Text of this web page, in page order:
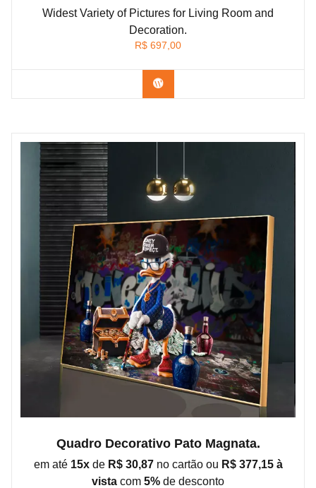
Widest Variety of Pictures for Living Room and
Decoration.
R$ 697,00
Confira os modelos
Quadro Decorativo Pato Magnata.
em até 15xde R$ 30,87no cartão ou R$ 377,15 à
vista com 5% de desconto